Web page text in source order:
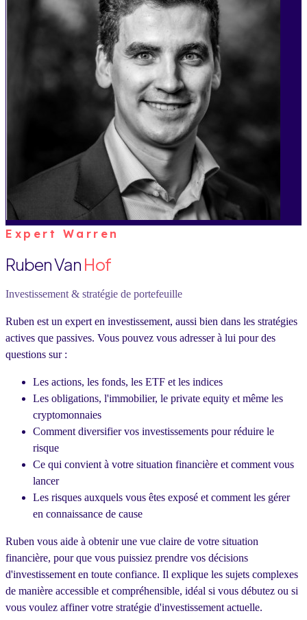
Expert Warren
Ruben Van Hof
Investissement & stratégie de portefeuille
Ruben est un expert en investissement, aussi bien dans les stratégies
actives que passives. Vous pouvez vous adresser à lui pour des
questions sur :
Les actions, les fonds, les ETF et les indices
Les obligations, l'immobilier, le private equity et même les
cryptomonnaies
Comment diversifier vos investissements pour réduire le
risque
Ce qui convient à votre situation financière et comment vous
lancer
Les risques auxquels vous êtes exposé et comment les gérer
en connaissance de cause
Ruben vous aide à obtenir une vue claire de votre situation
financière, pour que vous puissiez prendre vos décisions
d'investissement en toute confiance. Il explique les sujets complexes
de manière accessible et compréhensible, idéal si vous débutez ou si
vous voulez affiner votre stratégie d'investissement actuelle.